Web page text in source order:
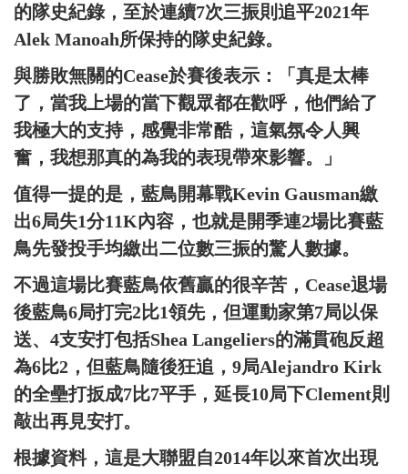
的隊史紀錄，至於連續7次三振則追平2021年
Alek Manoah所保持的隊史紀錄。
與勝敗無關的Cease於賽後表示：「真是太棒
了，當我上場的當下觀眾都在歡呼，他們給了
我極大的支持，感覺非常酷，這氣氛令人興
奮，我想那真的為我的表現帶來影響。」
值得一提的是，藍鳥開幕戰Kevin Gausman繳
出6局失1分11K內容，也就是開季連2場比賽藍
鳥先發投手均繳出二位數三振的驚人數據。
不過這場比賽藍鳥依舊贏的很辛苦，Cease退場
後藍鳥6局打完2比1領先，但運動家第7局以保
送、4支安打包括Shea Langeliers的滿貫砲反超
為6比2，但藍鳥隨後狂追，9局Alejandro Kirk
的全壘打扳成7比7平手，延長10局下Clement則
敲出再見安打。
根據資料，這是大聯盟自2014年以來首次出現